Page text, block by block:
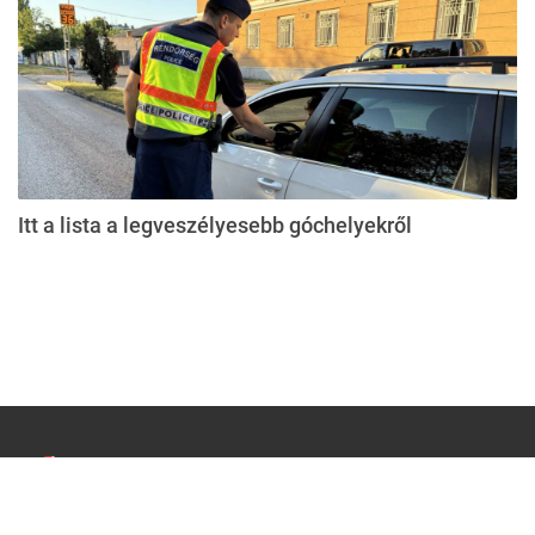
Itt a lista a legveszélyesebb góchelyekről